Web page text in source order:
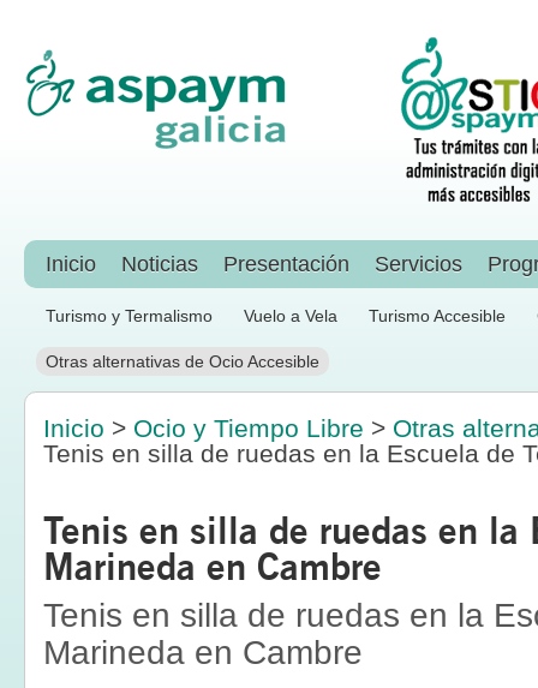
Inicio Noticias Presentación Servicios
Turismo y Termalismo Vuelo a Vela Turismo Accesible
Otras alternativas de Ocio Accesible
Inicio > Ocio y Tiempo Libre > Otras
Tenis en silla de ruedas en la Escuela de
Tenis en silla de ruedas en la
Marineda en Cambre
Tenis en silla de ruedas en la
Marineda en Cambre